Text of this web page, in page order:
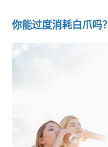
你能过度消耗白爪吗？